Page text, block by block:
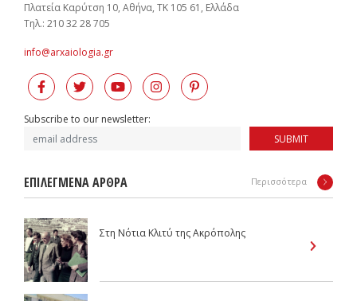
Πλατεία Καρύτση 10, Αθήνα, ΤΚ 105 61, Ελλάδα
Tηλ.: 210 32 28 705
info@arxaiologia.gr
Subscribe to our newsletter:
SUBMIT
ΕΠΙΛΕΓΜΕΝΑ ΑΡΘΡΑ Περισσότερα
Στη Νότια Κλιτύ της Ακρόπολης